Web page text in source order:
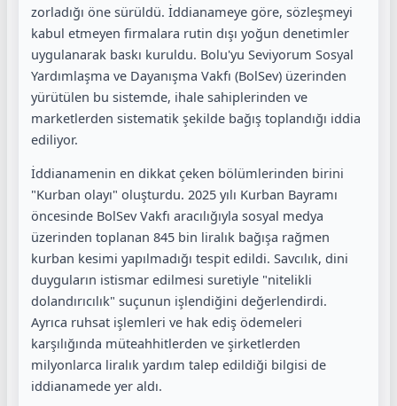
zorladığı öne sürüldü. İddianameye göre, sözleşmeyi
kabul etmeyen firmalara rutin dışı yoğun denetimler
uygulanarak baskı kuruldu. Bolu'yu Seviyorum Sosyal
Yardımlaşma ve Dayanışma Vakfı (BolSev) üzerinden
yürütülen bu sistemde, ihale sahiplerinden ve
marketlerden sistematik şekilde bağış toplandığı iddia
ediliyor.
İddianamenin en dikkat çeken bölümlerinden birini
"Kurban olayı" oluşturdu. 2025 yılı Kurban Bayramı
öncesinde BolSev Vakfı aracılığıyla sosyal medya
üzerinden toplanan 845 bin liralık bağışa rağmen
kurban kesimi yapılmadığı tespit edildi. Savcılık, dini
duyguların istismar edilmesi suretiyle "nitelikli
dolandırıcılık" suçunun işlendiğini değerlendirdi.
Ayrıca ruhsat işlemleri ve hak ediş ödemeleri
karşılığında müteahhitlerden ve şirketlerden
milyonlarca liralık yardım talep edildiği bilgisi de
iddianamede yer aldı.